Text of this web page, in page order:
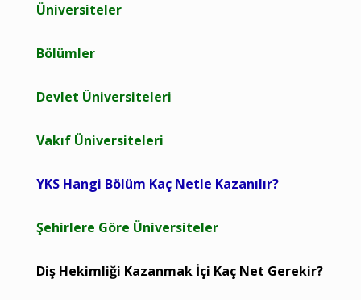
Üniversiteler
Bölümler
Devlet Üniversiteleri
Vakıf Üniversiteleri
YKS Hangi Bölüm Kaç Netle Kazanılır?
Şehirlere Göre Üniversiteler
Diş Hekimliği Kazanmak İçi Kaç Net Gerekir?